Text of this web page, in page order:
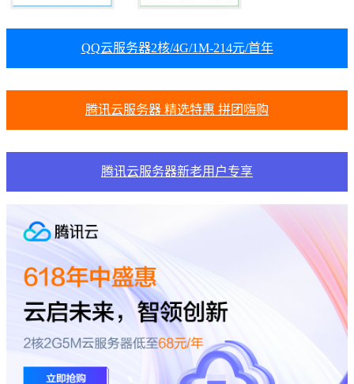
QQ云服务器2核/4G/1M-214元/首年
腾讯云服务器 精选特惠 拼团嗨购
腾讯云服务器新老用户专享